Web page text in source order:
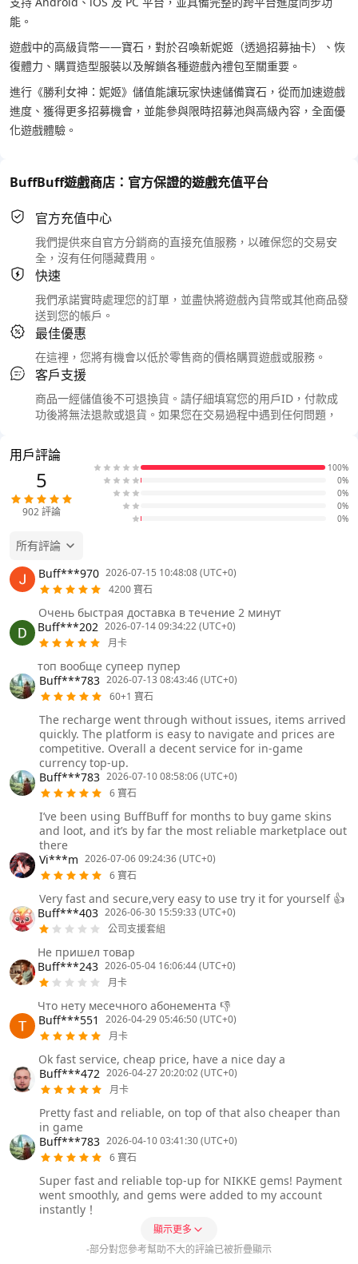
能。
遊戲中的高級貨幣——寶石，對於召喚新妮姬（透過招募抽卡）、恢
復體力、購買造型服裝以及解鎖各種遊戲內禮包至關重要。
進行《勝利女神：妮姬》儲值能讓玩家快速儲備寶石，從而加速遊戲
進度、獲得更多招募機會，並能參與限時招募池與高級內容，全面優
化遊戲體驗。
BuffBuff遊戲商店：官方保證的遊戲充值平台
官方充值中心
我們提供來自官方分銷商的直接充值服務，以確保您的交易安
全，沒有任何隱藏費用。
快速
我們承諾實時處理您的訂單，並盡快將遊戲內貨幣或其他商品發
送到您的帳戶。
最佳優惠
在這裡，您將有機會以低於零售商的價格購買遊戲或服務。
客戶支援
商品一經儲值後不可退換貨。請仔細填寫您的用戶ID，付款成
功後將無法退款或退貨。如果您在交易過程中遇到任何問題，
用戶評論
5
902評論
100%
0%
0%
0%
0%
所有評論
Buff***970 2026-07-15 10:48:08 (UTC+0)
4200 寶石
Очень быстрая доставка в течение 2 минут
Buff***202 2026-07-14 09:34:22 (UTC+0)
月卡
топ вообще супеер пупер
Buff***783 2026-07-13 08:43:46 (UTC+0)
60+1 寶石
The recharge went through without issues, items arrived
quickly. The platform is easy to navigate and prices are
competitive. Overall a decent service for in-game
currency top-up.
Buff***783 2026-07-10 08:58:06 (UTC+0)
6 寶石
I’ve been using BuffBuff for months to buy game skins
and loot, and it’s by far the most reliable marketplace out
there
Vi***m 2026-07-06 09:24:36 (UTC+0)
6 寶石
Very fast and secure,very easy to use try it for yourself 👍
Buff***403 2026-06-30 15:59:33 (UTC+0)
公司支援套組
Не пришел товар
Buff***243 2026-05-04 16:06:44 (UTC+0)
月卡
Что нету месечного абонемента 👎
Buff***551
2026-04-29 05:46:50 (UTC+0)
月卡
Ok fast service, cheap price, have a nice day a
Buff***472 2026-04-27 20:20:02 (UTC+0)
月卡
Pretty fast and reliable, on top of that also cheaper than
in game
Buff***783 2026-04-10 03:41:30 (UTC+0)
6 寶石
Super fast and reliable top-up for NIKKE gems! Payment
went smoothly, and gems were added to my account
instantly！
顯示更多
-部分對您參考幫助不大的評論已被折疊顯示